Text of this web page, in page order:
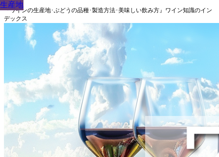
『ワインの生産地･ぶどうの品種･製造方法･美味しい飲み方』ワイン知識のイン
デックス
生産地
生産地
生産地
生産地
生産地
生産地
生産地
生産地
生産地